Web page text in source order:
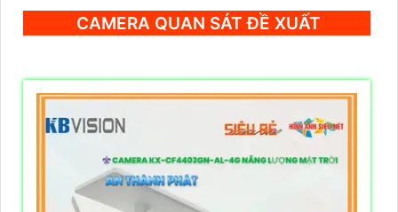
CAMERA QUAN SÁT ĐỀ XUẤT